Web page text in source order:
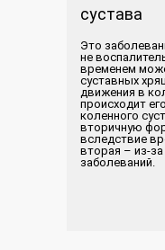
сустава
Это
не
временем
суставных
движения в
происходит
коленного
вторичную
вследствие
вторая – из-
заболеваний.